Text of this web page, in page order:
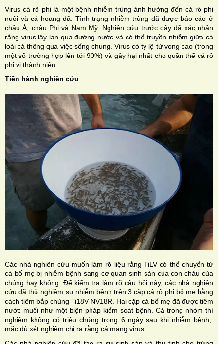
Virus cá rô phi là một bệnh nhiễm trùng ảnh hưởng đến cá rô phi
nuôi và cá hoang dã. Tình trạng nhiễm trùng đã được báo cáo ở
châu Á, châu Phi và Nam Mỹ. Nghiên cứu trước đây đã xác nhận
rằng virus lây lan qua đường nước và có thể truyền nhiễm giữa cá
loài cá thông qua việc sống chung. Virus có tỷ lệ tử vong cao (trong
một số trường hợp lên tới 90%) và gây hại nhất cho quần thể cá rô
phi vị thành niên.
Tiến hành nghiên cứu
Các nhà nghiên cứu muốn làm rõ liệu rằng TiLV có thể chuyển từ
cá bố mẹ bị nhiễm bệnh sang cơ quan sinh sản của con cháu của
chúng hay không. Để kiểm tra làm rõ câu hỏi này, các nhà nghiên
cứu đã thử nghiệm sự nhiễm bệnh trên 3 cặp cá rô phi bố mẹ bằng
cách tiêm bắp chủng Ti18V NV18R. Hai cặp cá bố mẹ đã được tiêm
nước muối như một biện pháp kiểm soát bệnh. Cá trong nhóm thí
nghiệm không có triệu chứng trong 6 ngày sau khi nhiễm bệnh,
mặc dù xét nghiệm chỉ ra rằng cá mang virus.